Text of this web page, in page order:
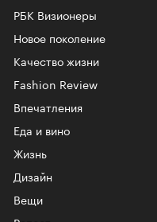
РБК Визионеры
Новое поколение
Качество жизни
Fashion Review
Впечатления
Еда и вино
Жизнь
Дизайн
Вещи